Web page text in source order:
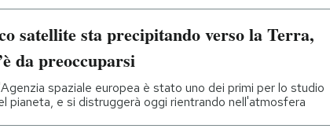
calcio 2026
satellite sta precipitando verso la Terra,
da preoccuparsi
spaziale europea è stato uno dei primi per lo studio
pianeta, e si distruggerà oggi rientrando nell'atmosfera